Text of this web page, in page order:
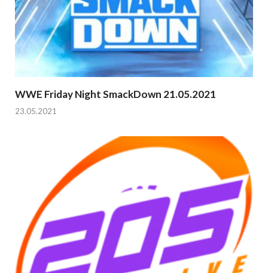
WWE Friday Night SmackDown 21.05.2021
23.05.2021